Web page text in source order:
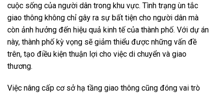
cuộc sống của người dân trong khu vực. Tình trạng ùn tắc
giao thông không chỉ gây ra sự bất tiện cho người dân mà
còn ảnh hưởng đến hiệu quả kinh tế của thành phố. Với dự án
này, thành phố kỳ vọng sẽ giảm thiểu được những vấn đề
trên, tạo điều kiện thuận lợi cho việc di chuyển và giao
thương.
Việc nâng cấp cơ sở hạ tầng giao thông cũng đóng vai trò